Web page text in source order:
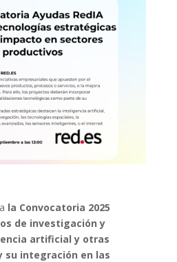
la Convocatoria 2025
de investigación y
artificial y otras
su integración en las